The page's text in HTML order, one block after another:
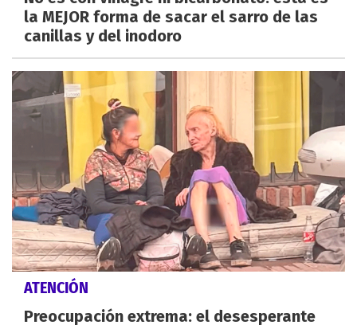
la MEJOR forma de sacar el sarro de las
canillas y del inodoro
ATENCIÓN
Preocupación extrema: el desesperante